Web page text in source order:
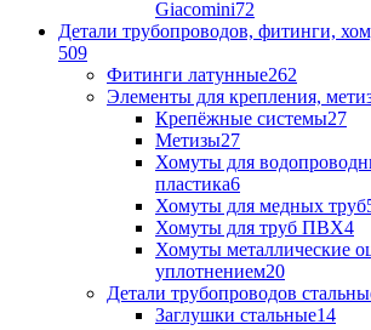
Giacomini72
Детали трубопроводов, фитинги,
509
Фитинги латунные262
Элементы для крепления,
Крепёжные системы27
Метизы27
Хомуты для
пластика6
Хомуты для медных труб
Хомуты для труб ПВХ4
Хомуты металлические
уплотнением20
Детали трубопроводов
Заглушки стальные14